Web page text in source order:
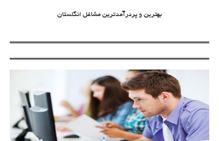
بهترین و پردرآمدترین مشاغل انگلستان